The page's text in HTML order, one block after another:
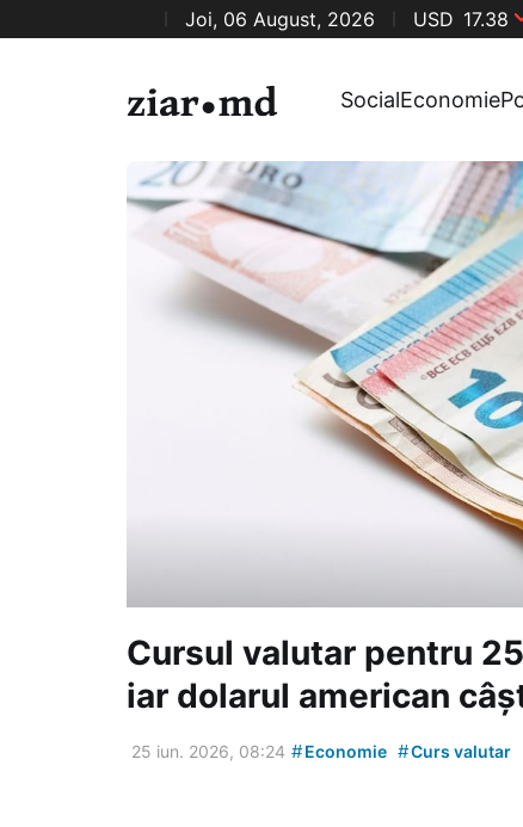
Joi, 06 August, 2026 USD 17.38
SocialEconomie
Cursul valutar pentru
iar dolarul american
25 iun. 2026, 08:24 #Economie #Curs valutar